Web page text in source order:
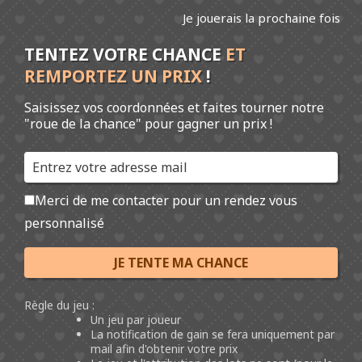
Pour le développement des entreprises de proximité et de
MENU
Contact
Commerçant, Artisan, Autoentreprise, TPE, Communes,
Communautés de communes ou d’agglomérations, Managers du
Nous sommes à votre écoute pour un rendez vous personnalisé.
Merci de remplir le formulaire ci dessous de façon de façon la plus
détaillée avec vos besoins, vos attentes, afin que nous préparions
au mieux notre rendez vous.
Je jouerais la prochaine fois
TENTEZ VOTRE CHANCE ET
REMPORTEZ UN PRIX!
Saisissez vos coordonnées et faites tourner notre
"roue de la chance" pour gagner un prix !
Merci de me contacter pour un rendez vous
personnalisé
JE TENTE MA CHANCE
Règle du jeu :
Un jeu par joueur
La notification de gain se fera uniquement par
mail afin d'obtenir votre prix